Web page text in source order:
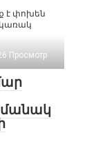
է փոխեն
Просмотр